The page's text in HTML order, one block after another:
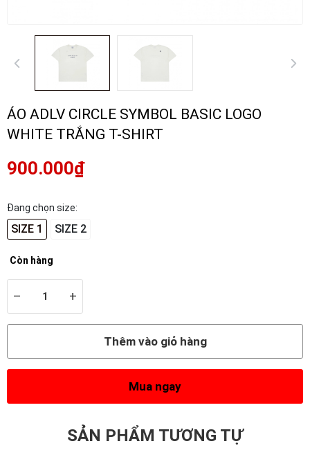
ÁO ADLV CIRCLE SYMBOL BASIC LOGO
WHITE TRẮNG T-SHIRT
900.000₫
Đang chọn size:
SIZE 1 SIZE 2
Còn hàng
– +
Thêm vào giỏ hàng
Mua ngay
SẢN PHẨM TƯƠNG TỰ